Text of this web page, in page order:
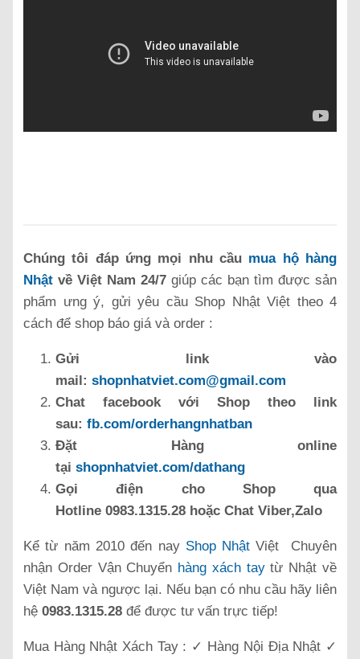
Chúng tôi đáp ứng mọi nhu cầu mua hộ hàng
Nhật về Việt Nam 24/7 giúp các bạn tìm được sản
phẩm ưng ý, gửi yêu cầu Shop Nhật Việt theo 4
cách để shop báo giá và order :
Gửi link vào
mail: shopnhatviet.com@gmail.com
Chat facebook với Shop theo link
sau: fb.com/orderhangnhatban
Đặt Hàng online
tại shopnhatviet.com/dathang
Gọi điện cho Shop qua
Hotline 0983.1315.28 hoặc Chat Viber,Zalo
Kể từ năm 2010 đến nay Shop Nhật Việt Chuyên
nhận Order Vận Chuyển hàng xách taytừ Nhật về
Việt Nam và ngược lại. Nếu bạn có nhu cầu hãy liên
hệ 0983.1315.28 để được tư vấn trực tiếp!
Mua Hàng Nhật Xách Tay : ✓ Hàng Nội Địa Nhật ✓